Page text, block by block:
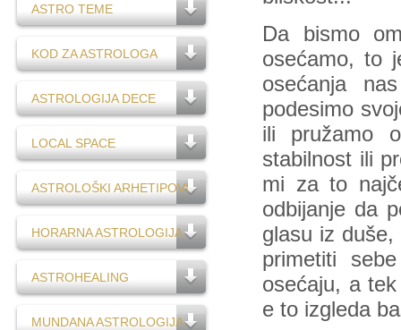
ASTRO TEME
KOD ZA ASTROLOGA
ASTROLOGIJA DECE
LOCAL SPACE
ASTROLOŠKI ARHETIPOVI
HORARNA ASTROLOGIJA
ASTROHEALING
MUNDANA ASTROLOGIJA
Da bismo
osećamo, to
osećanja
podesimo
ili pružamo
stabilnost ili
mi za to
odbijanje da
glasu iz
primetiti
osećaju, a
e to izgleda